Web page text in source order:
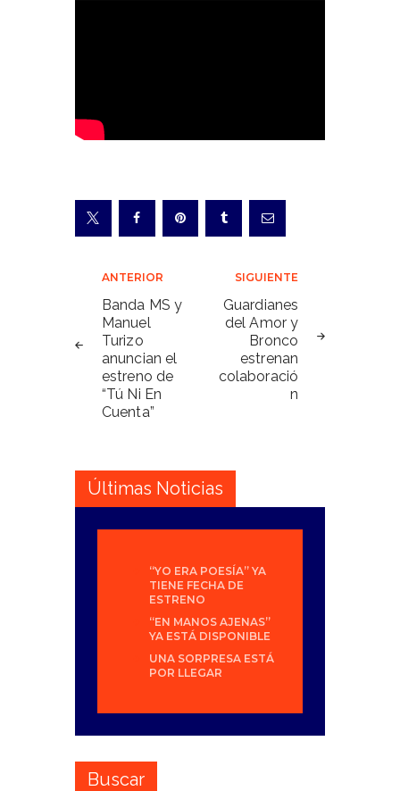
Navegación
de
entradas
ANTERIOR
Banda MS y
Manuel
Turizo
anuncian el
estreno de
“Tú Ni En
Cuenta”
SIGUIENTE
Guardianes
del Amor y
Bronco
estrenan
colaboració
n
Últimas Noticias
“YO ERA POESÍA” YA
TIENE FECHA DE
ESTRENO
“EN MANOS AJENAS”
YA ESTÁ DISPONIBLE
UNA SORPRESA ESTÁ
POR LLEGAR
Buscar